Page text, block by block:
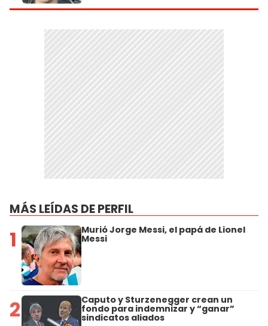
MÁS LEÍDAS DE PERFIL
1 Murió Jorge Messi, el papá de Lionel
Messi
2 Caputo y Sturzenegger crean un
fondo para indemnizar y “ganar”
sindicatos aliados